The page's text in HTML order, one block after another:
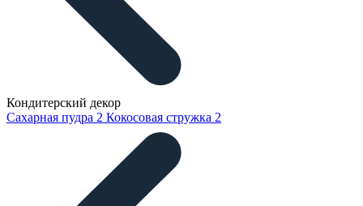
Кондитерский декор
Сахарная пудра 2 Кокосовая стружка 2